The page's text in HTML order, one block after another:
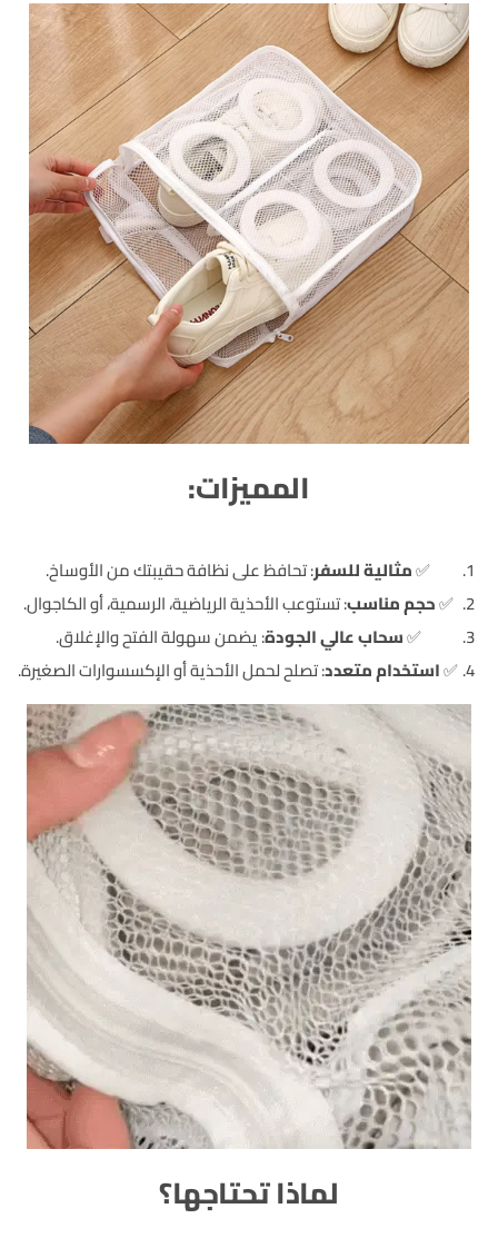
المميزات:
✅مثالية للسفر: تحافظ على نظافة حقيبتك من الأوساخ.
✅حجم مناسب: تستوعب الأحذية الرياضية، الرسمية، أو الكاجوال.
✅سحاب عالي الجودة: يضمن سهولة الفتح والإغلاق.
✅استخدام متعدد: تصلح لحمل الأحذية أو الإكسسوارات الصغيرة.
لماذا تحتاجها؟